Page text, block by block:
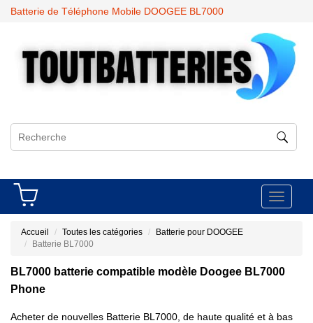
Batterie de Téléphone Mobile DOOGEE BL7000
Toggle
Accueil Toutes les catégories
Batterie pour DOOGEE
Batterie BL7000
BL7000 batterie compatible modèle Doogee BL7000
Phone
Acheter de nouvelles Batterie BL7000, de haute qualité et à bas